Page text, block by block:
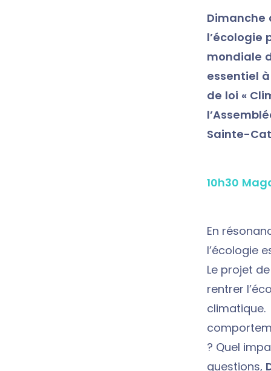
Dimanche
l’écologie
mondiale
essentiel
de loi «
Sainte-
10h30
En
l’écologie
Le projet
rentrer
climatique.
? Quel
questions,